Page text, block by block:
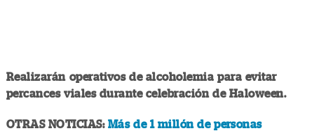
Realizarán operativos de alcoholemia para evitar
percances viales durante celebración de Haloween.
OTRAS NOTICIAS: Más de 1 millón de personas